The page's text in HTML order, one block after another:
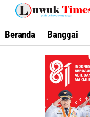
Lewati
konten
Beranda Banggai